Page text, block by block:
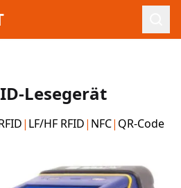
Lesegerät
| LF/HF RFID| NFC| QR-Code